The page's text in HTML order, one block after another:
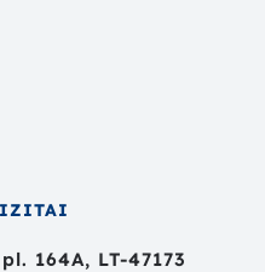
164A, LT-47173